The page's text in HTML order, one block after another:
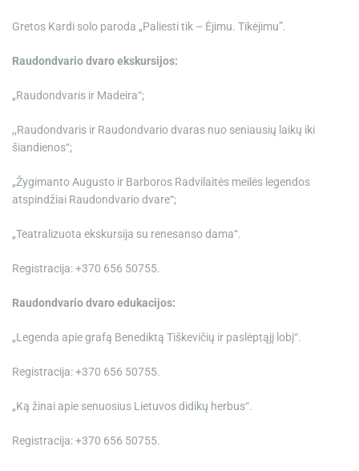
Gretos Kardi solo paroda „Paliesti tik – Ėjimu. Tikėjimu”.
Raudondvario dvaro ekskursijos:
„Raudondvaris ir Madeira“;
,,Raudondvaris ir Raudondvario dvaras nuo seniausių laikų iki
šiandienos“;
„Žygimanto Augusto ir Barboros Radvilaitės meilės legendos
atspindžiai Raudondvario dvare“;
„Teatralizuota ekskursija su renesanso dama“.
Registracija: +370 656 50755.
Raudondvario dvaro edukacijos:
„Legenda apie grafą Benediktą Tiškevičių ir paslėptąjį lobį“.
Registracija: +370 656 50755.
„Ką žinai apie senuosius Lietuvos didikų herbus“.
Registracija: +370 656 50755.